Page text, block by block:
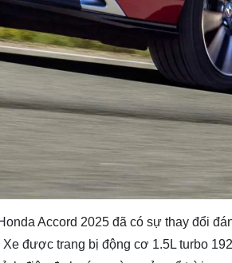
Accord 2025 đã có sự thay đổi
được trang bị động cơ 1.5L turbo